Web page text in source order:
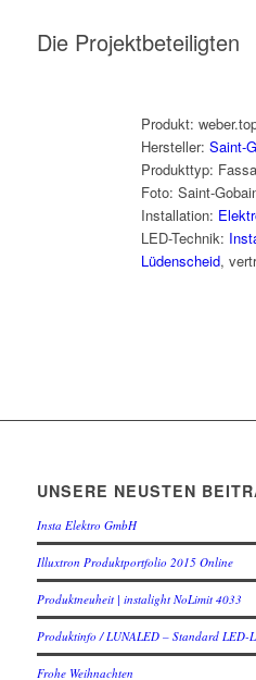
Die Projektbeteiligten
Produkt:
Hersteller: Saint-
Produkttyp:
Foto: Saint-
Installation:
LED-Technik:
Lüdenscheid,
UNSERE NEUSTEN
Insta Elektro GmbH
Illuxtron Produktportfolio 2015 Online
Produktneuheit | instalight NoLimit 4033
Produktinfo / LUNALED – Standard LED-
Frohe Weihnachten